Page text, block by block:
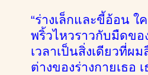
“ร่างเล็กและขี้อ้อน
พริ้วไหวราวกับมืดข
เวลาเป็นสิ่งเดียวที่ผ
ต่างของร่างกายเธอ